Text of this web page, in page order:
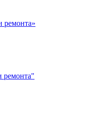
ремонта»
ремонта"